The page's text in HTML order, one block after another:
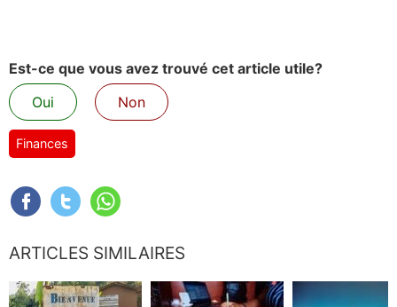
Est-ce que vous avez trouvé cet article utile?
Oui
Non
Finances
ARTICLES SIMILAIRES